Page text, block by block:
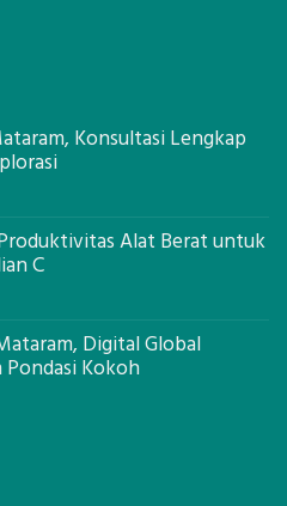
Konsultasi Lengkap
Alat Berat untuk
C
Digital Global
Pondasi Kokoh